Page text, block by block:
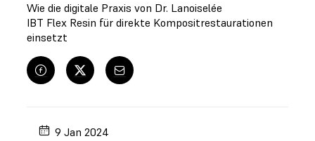
Wie die digitale Praxis von Dr. Lanoiselée
IBT Flex Resin für direkte Kompositrestaurationen
einsetzt
9 Jan 2024